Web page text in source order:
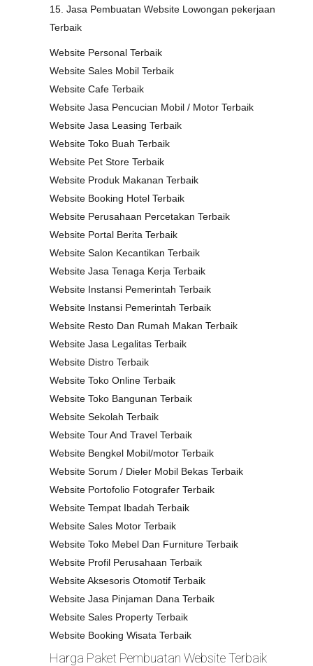
15. Jasa Pembuatan Website Lowongan pekerjaan
Terbaik
Website Personal Terbaik
Website Sales Mobil Terbaik
Website Cafe Terbaik
Website Jasa Pencucian Mobil / Motor Terbaik
Website Jasa Leasing Terbaik
Website Toko Buah Terbaik
Website Pet Store Terbaik
Website Produk Makanan Terbaik
Website Booking Hotel Terbaik
Website Perusahaan Percetakan Terbaik
Website Portal Berita Terbaik
Website Salon Kecantikan Terbaik
Website Jasa Tenaga Kerja Terbaik
Website Instansi Pemerintah Terbaik
Website Instansi Pemerintah Terbaik
Website Resto Dan Rumah Makan Terbaik
Website Jasa Legalitas Terbaik
Website Distro Terbaik
Website Toko Online Terbaik
Website Toko Bangunan Terbaik
Website Sekolah Terbaik
Website Tour And Travel Terbaik
Website Bengkel Mobil/motor Terbaik
Website Sorum / Dieler Mobil Bekas Terbaik
Website Portofolio Fotografer Terbaik
Website Tempat Ibadah Terbaik
Website Sales Motor Terbaik
Website Toko Mebel Dan Furniture Terbaik
Website Profil Perusahaan Terbaik
Website Aksesoris Otomotif Terbaik
Website Jasa Pinjaman Dana Terbaik
Website Sales Property Terbaik
Website Booking Wisata Terbaik
Harga Paket Pembuatan Website Terbaik